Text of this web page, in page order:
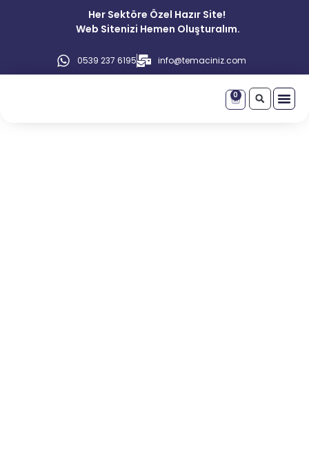
Her Sektöre Özel Hazır Site!
Web Sitenizi Hemen Oluşturalım.
0539 237 6195 info@temaciniz.com
0